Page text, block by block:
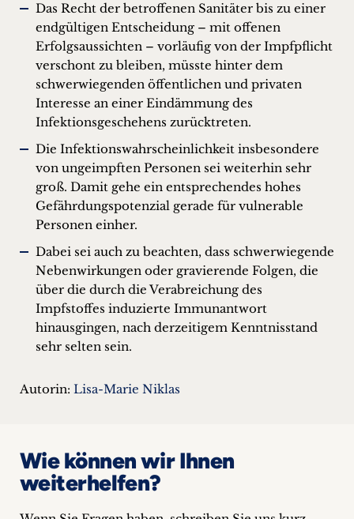
Das Recht der betroffenen Sanitäter bis zu einer
endgültigen Entscheidung – mit offenen
Erfolgsaussichten – vorläufig von der Impfpflicht
verschont zu bleiben, müsste hinter dem
schwerwiegenden öffentlichen und privaten
Interesse an einer Eindämmung des
Infektionsgeschehens zurücktreten.
Die Infektionswahrscheinlichkeit insbesondere
von ungeimpften Personen sei weiterhin sehr
groß. Damit gehe ein entsprechendes hohes
Gefährdungspotenzial gerade für vulnerable
Personen einher.
Dabei sei auch zu beachten, dass schwerwiegende
Nebenwirkungen oder gravierende Folgen, die
über die durch die Verabreichung des
Impfstoffes induzierte Immunantwort
hinausgingen, nach derzeitigem Kenntnisstand
sehr selten sein.
Autorin: Lisa-Marie Niklas
Wie können wir Ihnen
weiterhelfen?